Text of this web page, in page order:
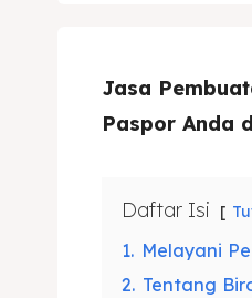
Jasa
Paspor Anda
Daftar Isi
1. Melayani
2. Tentang